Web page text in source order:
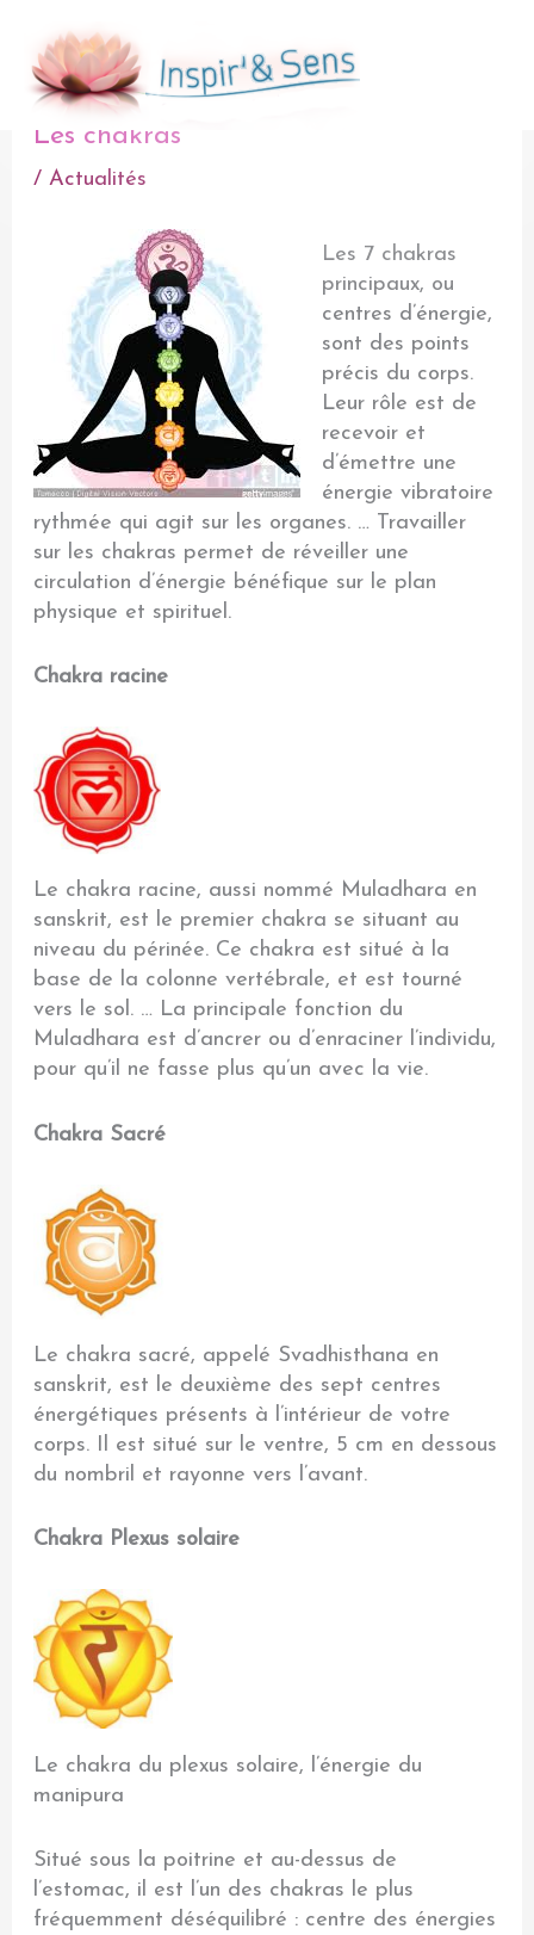
contenu
Les chakras
/Actualités
Les 7 chakras
principaux, ou
centres d’énergie,
sont des points
précis du corps.
Leur rôle est de
recevoir et
d’émettre une
énergie vibratoire
rythmée qui agit sur les organes. … Travailler
sur les chakras permet de réveiller une
circulation d’énergie bénéfique sur le plan
physique et spirituel.
Chakra racine
Le chakra racine, aussi nommé Muladhara en
sanskrit, est le premier chakra se situant au
niveau du périnée. Ce chakra est situé à la
base de la colonne vertébrale, et est tourné
vers le sol. … La principale fonction du
Muladhara est d’ancrer ou d’enraciner l’individu,
pour qu’il ne fasse plus qu’un avec la vie.
Chakra Sacré
Le chakra sacré, appelé Svadhisthana en
sanskrit, est le deuxième des sept centres
énergétiques présents à l’intérieur de votre
corps. Il est situé sur le ventre, 5 cm en dessous
du nombril et rayonne vers l’avant.
Chakra Plexus solaire
Le chakra du plexus solaire, l’énergie du
manipura
Situé sous la poitrine et au-dessus de
l’estomac, il est l’un des chakras le plus
fréquemment déséquilibré : centre des énergies